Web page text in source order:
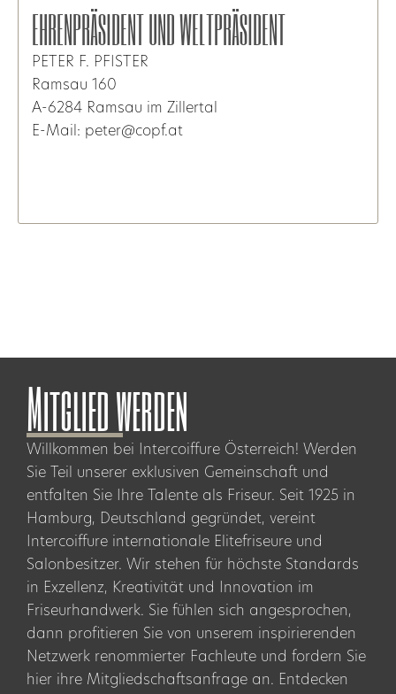
EHRENPRÄSIDENT UND WELTPRÄSIDENT
PETER F. PFISTER
Ramsau 160
A-6284 Ramsau im Zillertal
E-Mail: peter@copf.at
Mitglied werden
Willkommen bei Intercoiffure Österreich! Werden
Sie Teil unserer exklusiven Gemeinschaft und
entfalten Sie Ihre Talente als Friseur. Seit 1925 in
Hamburg, Deutschland gegründet, vereint
Intercoiffure internationale Elitefriseure und
Salonbesitzer. Wir stehen für höchste Standards
in Exzellenz, Kreativität und Innovation im
Friseurhandwerk. Sie fühlen sich angesprochen,
dann profitieren Sie von unserem inspirierenden
Netzwerk renommierter Fachleute und fordern Sie
hier ihre Mitgliedschaftsanfrage an. Entdecken